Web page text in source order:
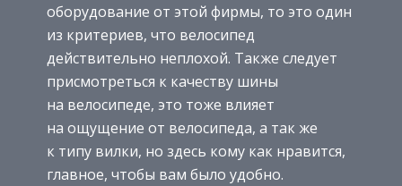
оборудование от этой фирмы, то это один
из критериев, что велосипед
действительно неплохой. Также следует
присмотреться к качеству шины
на велосипеде, это тоже влияет
на ощущение от велосипеда, а так же
к типу вилки, но здесь кому как нравится,
главное, чтобы вам было удобно.